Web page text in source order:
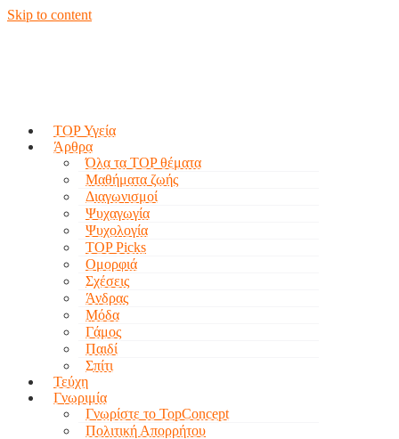
Skip to content
TOP Υγεία
Άρθρα
Όλα τα TOP θέματα
Μαθήματα ζωής
Διαγωνισμοί
Ψυχαγωγία
Ψυχολογία
TOP Picks
Ομορφιά
Σχέσεις
Άνδρας
Μόδα
Γάμος
Παιδί
Σπίτι
Τεύχη
Γνωριμία
Γνωρίστε το TopConcept
Πολιτική Απορρήτου